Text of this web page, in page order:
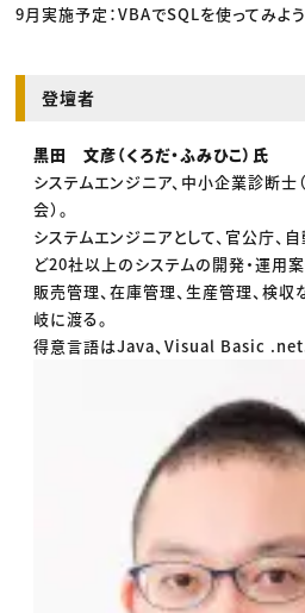
9月実施予定：VBAでSQLを使ってみよ
登壇者
黒田 文彦（くろだ・ふみひこ）氏
システムエンジニア、中小企業診断
会）。
システムエンジニアとして、官公庁、
ど20社以上のシステムの開発・運用
販売管理、在庫管理、生産管理、検収
岐に渡る。
得意言語はJava、Visual Basic .net